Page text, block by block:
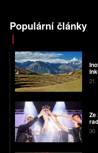
Populární články
21.
Ze
30.